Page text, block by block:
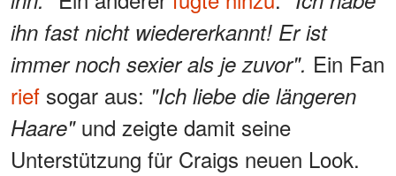
ihn fast nicht wiedererkannt! Er ist
immer noch sexier als je zuvor". Ein Fan
rief sogar aus: "Ich liebe die längeren
Haare" und zeigte damit seine
Unterstützung für Craigs neuen Look.